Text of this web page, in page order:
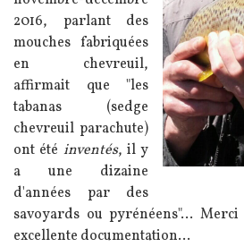
2016, parlant des
mouches fabriquées
en chevreuil,
affirmait que "les
tabanas (sedge
chevreuil parachute)
ont été inventés, il y
a une dizaine
d'années par des
savoyards ou pyrénéens"...
excellente documentation...